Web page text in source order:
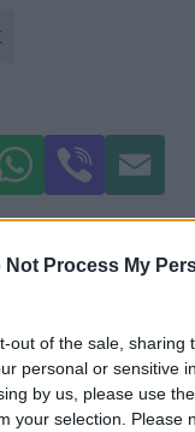
Not Process My
out of the sale, sharing
personal or sensitive
by us, please use
your selection. Please